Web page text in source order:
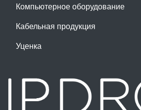
Компьютерное оборудование
Кабельная продукция
Уценка